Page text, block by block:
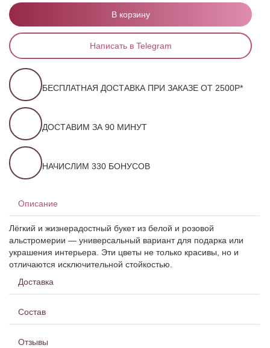
В корзину
Написать в Telegram
БЕСПЛАТНАЯ ДОСТАВКА ПРИ ЗАКАЗЕ ОТ 2500Р*
ДОСТАВИМ ЗА 90 МИНУТ
НАЧИСЛИМ 330 БОНУСОВ
Описание
Лёгкий и жизнерадостный букет из белой и розовой
альстромерии — универсальный вариант для подарка или
украшения интерьера. Эти цветы не только красивы, но и
отличаются исключительной стойкостью.
Доставка
Состав
Отзывы